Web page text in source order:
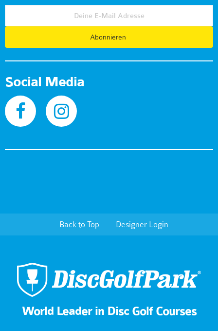
Abonnieren
Social Media
Back to Top Designer Login
World Leader in Disc Golf Courses